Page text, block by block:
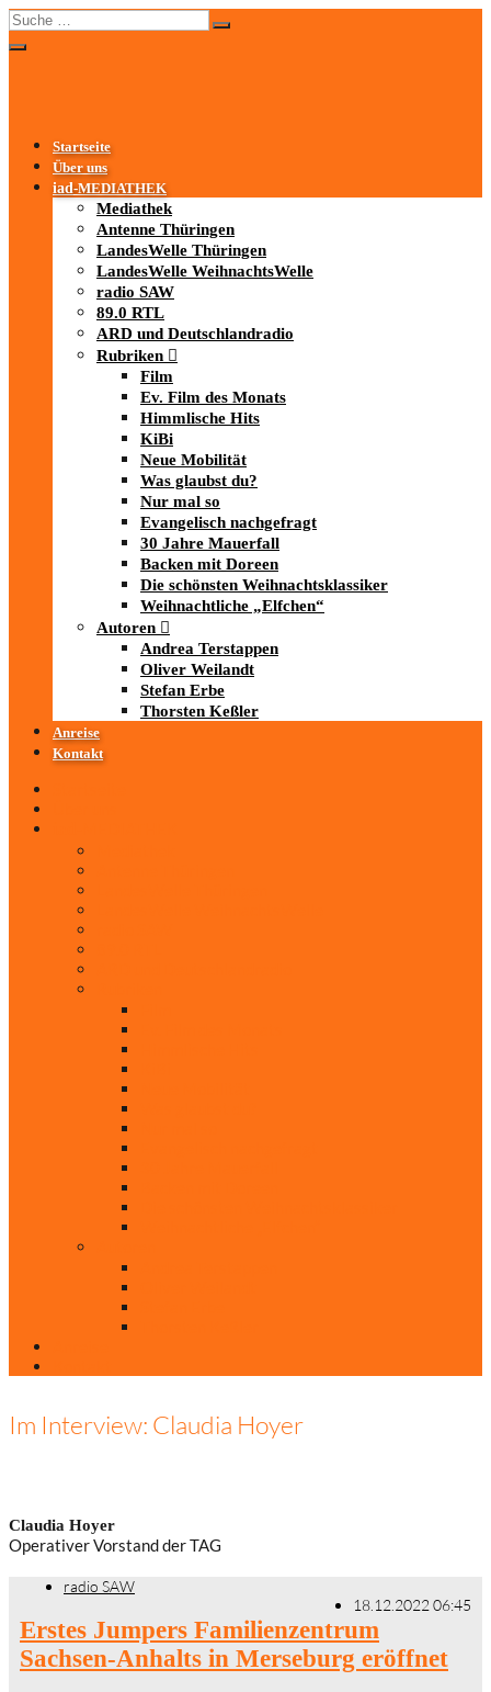
Startseite
Über uns
iad-MEDIATHEK
Mediathek
Antenne Thüringen
LandesWelle Thüringen
LandesWelle WeihnachtsWelle
radio SAW
89.0 RTL
ARD und Deutschlandradio
Rubriken
Film
Ev. Film des Monats
Himmlische Hits
KiBi
Neue Mobilität
Was glaubst du?
Nur mal so
Evangelisch nachgefragt
30 Jahre Mauerfall
Backen mit Doreen
Die schönsten Weihnachtsklassiker
Weihnachtliche „Elfchen“
Autoren
Andrea Terstappen
Oliver Weilandt
Stefan Erbe
Thorsten Keßler
Anreise
Kontakt
Im Interview: Claudia Hoyer
Claudia Hoyer
Operativer Vorstand der TAG
radio SAW
18.12.2022 06:45
Erstes Jumpers Familienzentrum
Sachsen-Anhalts in Merseburg eröffnet